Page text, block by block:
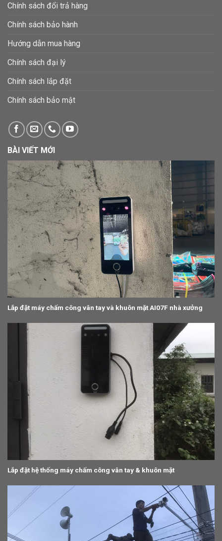
Chính sách đổi trả hàng
Chính sách bảo hành
Hướng dẫn mua hàng
Chính sách đại lý
Chính sách lắp đặt
Chính sách bảo mật
BÀI VIẾT MỚI
Lắp đặt máy chấm công vân tay và khuôn mặt AI07F nhà xưởng
Lắp đặt hệ thống máy chấm công vân tay & khuôn mặt